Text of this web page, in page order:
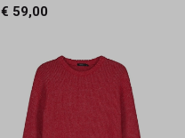
€ 59,00